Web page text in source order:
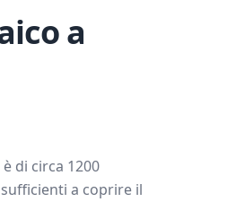
a
di circa 1200
a coprire il